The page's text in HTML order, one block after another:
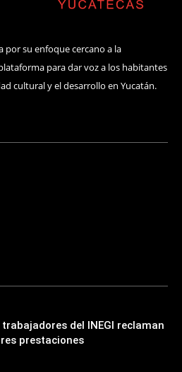
por su enfoque cercano a la
para dar voz a los habitantes
cultural y el desarrollo en Yucatán.
del INEGI reclaman
prestaciones